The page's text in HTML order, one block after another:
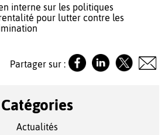
interne sur les politiques
pour lutter contre les
Partager sur :
Catégories
Actualités